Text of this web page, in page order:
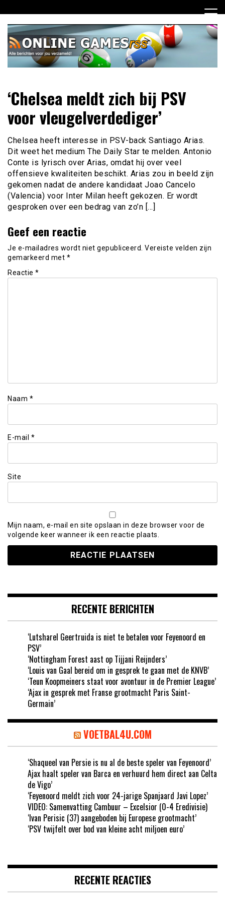
naar
inhoud
Online Games RSS
verzameld
‘Chelsea meldt zich bij PSV
voor vleugelverdediger’
Chelsea heeft interesse in PSV-back Santiago Arias.
Dit weet het medium The Daily Star te melden. Antonio
Conte is lyrisch over Arias, omdat hij over veel
offensieve kwaliteiten beschikt. Arias zou in beeld zijn
gekomen nadat de andere kandidaat Joao Cancelo
(Valencia) voor Inter Milan heeft gekozen. Er wordt
gesproken over een bedrag van zo’n […]
Geef een reactie
Je e-mailadres wordt niet gepubliceerd. Vereiste velden zijn
gemarkeerd met *
Reactie *
Naam *
E-mail *
Site
Mijn naam, e-mail en site opslaan in deze browser voor de
volgende keer wanneer ik een reactie plaats.
RECENTE BERICHTEN
‘Lutsharel Geertruida is niet te betalen voor Feyenoord en
PSV’
‘Nottingham Forest aast op Tijjani Reijnders’
‘Louis van Gaal bereid om in gesprek te gaan met de KNVB’
‘Teun Koopmeiners staat voor avontuur in de Premier League’
‘Ajax in gesprek met Franse grootmacht Paris Saint-
Germain’
VOETBAL4U.COM
‘Shaqueel van Persie is nu al de beste speler van Feyenoord’
Ajax haalt speler van Barca en verhuurd hem direct aan Celta
de Vigo’
‘Feyenoord meldt zich voor 24-jarige Spanjaard Javi Lopez’
VIDEO: Samenvatting Cambuur – Excelsior (0-4 Eredivisie)
‘Ivan Perisic (37) aangeboden bij Europese grootmacht’
‘PSV twijfelt over bod van kleine acht miljoen euro’
RECENTE REACTIES